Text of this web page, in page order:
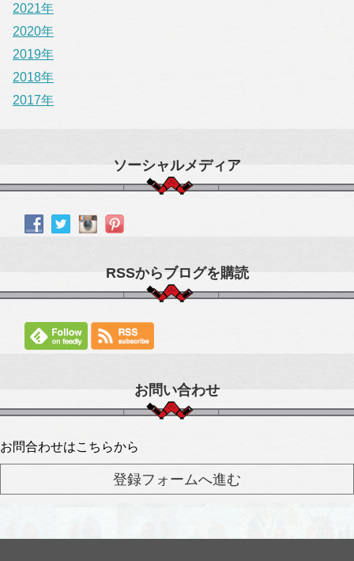
2021年
2020年
2019年
2018年
2017年
ソーシャルメディア
RSSからブログを購読
お問い合わせ
お問合わせはこちらから